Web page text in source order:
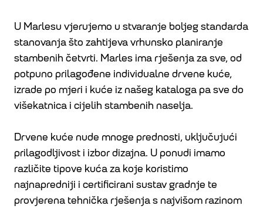
U Marlesu vjerujemo u stvaranje boljeg standarda
stanovanja što zahtijeva vrhunsko planiranje
stambenih četvrti. Marles ima rješenja za sve, od
potpuno prilagođene individualne drvene kuće,
izrade po mjeri i kuće iz našeg kataloga pa sve do
višekatnica i cijelih stambenih naselja.
Drvene kuće nude mnoge prednosti, uključujući
prilagodljivost i izbor dizajna. U ponudi imamo
različite tipove kuća za koje koristimo
najnapredniji i certificirani sustav gradnje te
provjerena tehnička rješenja s najvišom razinom